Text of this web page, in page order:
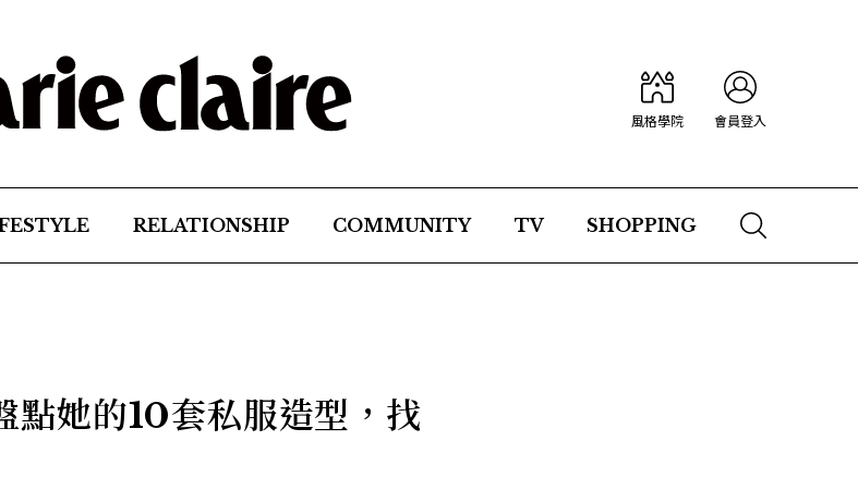
風格學院 會員登入
RELATIONSHIP COMMUNITY TV SHOPPING
點她的10套私服造型，找